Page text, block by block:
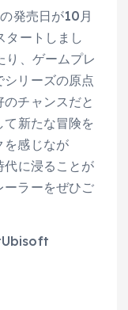
発売日が10月
タートしまし
り、ゲームプレ
リーズの原点
チャンスだと
新たな冒険を
を感じなが
代に浸ることが
ーラーをぜひご